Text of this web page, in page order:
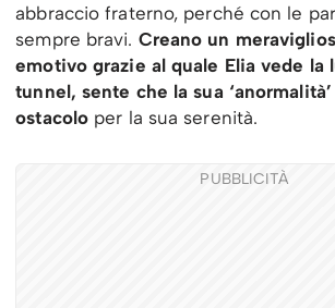
abbraccio fraterno, perché con le
sempre bravi. Creano un
emotivo grazie al quale Elia vede la
tunnel, sente che la sua
ostacolo per la sua serenità.
PUBBLICITÀ